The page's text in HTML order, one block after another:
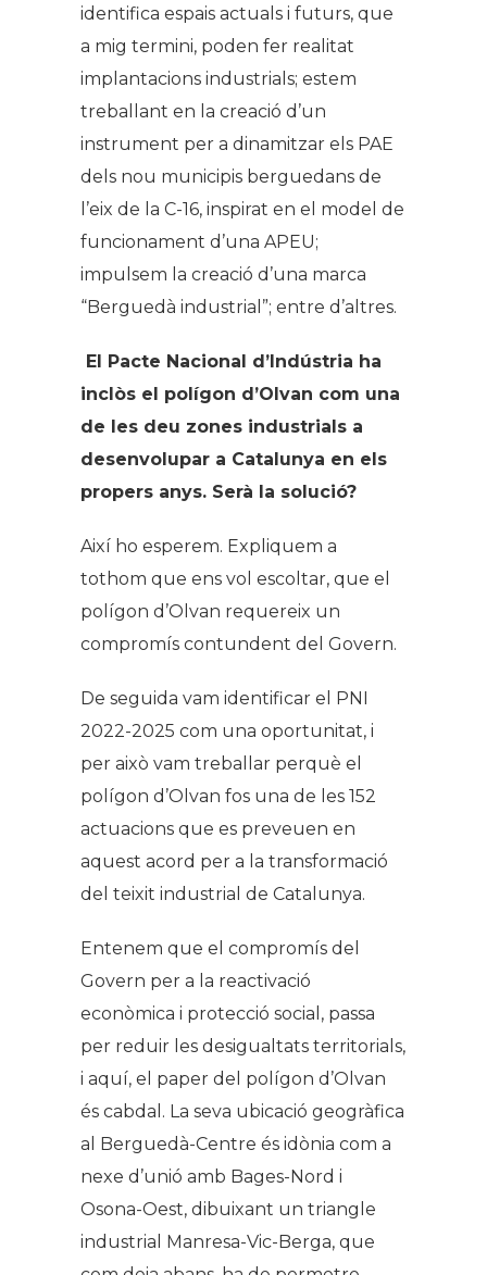
identifica espais actuals i futurs, que
a mig termini, poden fer realitat
implantacions industrials; estem
treballant en la creació d’un
instrument per a dinamitzar els PAE
dels nou municipis berguedans de
l’eix de la C-16, inspirat en el model de
funcionament d’una APEU;
impulsem la creació d’una marca
“Berguedà industrial”; entre d’altres.
El Pacte Nacional d’Indústria ha
inclòs el polígon d’Olvan com una
de les deu zones industrials a
desenvolupar a Catalunya en els
propers anys. Serà la solució?
Així ho esperem. Expliquem a
tothom que ens vol escoltar, que el
polígon d’Olvan requereix un
compromís contundent del Govern.
De seguida vam identificar el PNI
2022-2025 com una oportunitat, i
per això vam treballar perquè el
polígon d’Olvan fos una de les 152
actuacions que es preveuen en
aquest acord per a la transformació
del teixit industrial de Catalunya.
Entenem que el compromís del
Govern per a la reactivació
econòmica i protecció social, passa
per reduir les desigualtats territorials,
i aquí, el paper del polígon d’Olvan
és cabdal. La seva ubicació geogràfica
al Berguedà-Centre és idònia com a
nexe d’unió amb Bages-Nord i
Osona-Oest, dibuixant un triangle
industrial Manresa-Vic-Berga, que